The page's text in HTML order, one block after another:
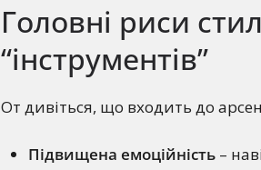
Головні риси
“інструментів”
От дивіться, що входить до
Підвищена емоційність –